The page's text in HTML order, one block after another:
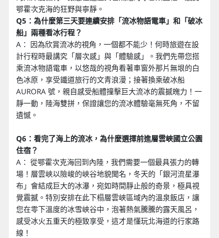
鄂霍次克海的狂野與寧靜。
Q5：為什麼第三天要連續安排「流冰物語電車」和「破冰
船」兩種看冰行程？
A： 因為欣賞流冰的視角，一個都不能少！何時旅遊在設
計行程時最講究「層次感」與「體驗感」。我們先帶您搭
乘流冰物語電車，以悠哉的視角看著車窗外那片無垠的白
色冰原，享受鐵道旅行的文青浪漫；接著換乘破冰船
AURORA 號，親自感受船體撞擊巨大流冰的震撼魄力！一
靜一動，陸海雙拼，保證讓您的流冰體驗毫無死角，不留
遺憾。
Q6：看完了海上的流冰，為什麼選擇前進層雲峽國立公園
住宿？
A： 從鄂霍次克海回到內陸，我們需要一個最具張力的轉
場！層雲峽以險峻的峽谷地貌聞名，冬天的「銀河流星瀑
布」會結成巨大的冰瀑，宛如時間靜止般的奇景，極具視
覺震撼。特別安排在此下榻層雲峽區域內的溫泉飯店，讓
您在零下溫度的冰雪峽谷中，泡著熱氣騰騰的露天風呂，
感受冰火五重天的極致享受，這才是懂玩北海道的行家路
線！